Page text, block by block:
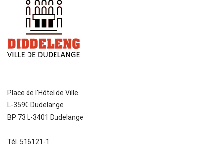
Place de l'Hôtel de Ville
L-3590 Dudelange
BP 73 L-3401 Dudelange
Tél. 516121-1